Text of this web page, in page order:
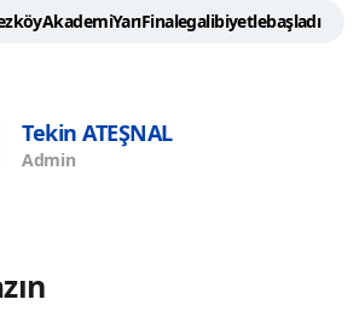
Tekin ATEŞNAL
Admin